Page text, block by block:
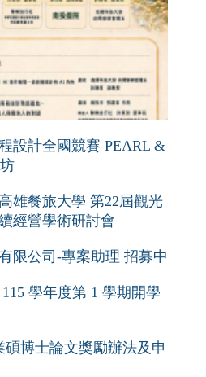
設計全國競賽 PEARL &
雄餐旅大學 第22屆觀光
經營學術研討會
限公司-專案助理 招募中
學年度第 1 學期開學
碩博士論文獎勵辦法及申